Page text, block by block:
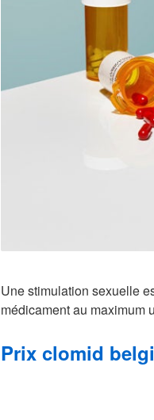
Une stimulation sexuelle
médicament au maximum
Prix clomid